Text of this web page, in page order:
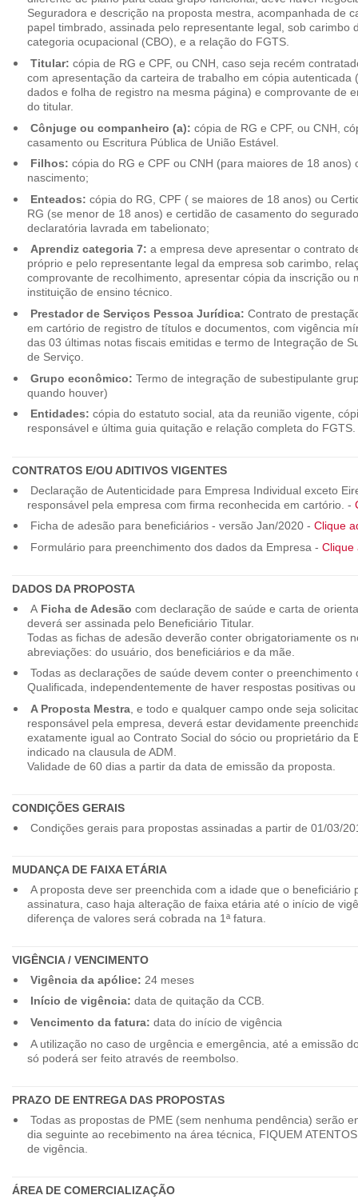
Seguradora e descrição na proposta mestra, acompanhada de
papel timbrado, assinada pelo representante legal, sob carimbo
categoria ocupacional (CBO), e a relação do FGTS.
Titular: cópia de RG e CPF, ou CNH, caso seja recém
com apresentação da carteira de trabalho em cópia autenticada
dados e folha de registro na mesma página) e comprovante de
do titular.
Cônjuge ou companheiro (a): cópia de RG e CPF, ou CNH,
casamento ou Escritura Pública de União Estável.
Filhos: cópia do RG e CPF ou CNH (para maiores de 18 anos)
nascimento;
Enteados: cópia do RG, CPF ( se maiores de 18 anos) ou
RG (se menor de 18 anos) e certidão de casamento do
declaratória lavrada em tabelionato;
Aprendiz categoria 7: a empresa deve apresentar o contrato
próprio e pelo representante legal da empresa sob carimbo,
comprovante de recolhimento, apresentar cópia da inscrição ou
instituição de ensino técnico.
Prestador de Serviços Pessoa Jurídica: Contrato de
em cartório de registro de títulos e documentos, com vigência
das 03 últimas notas fiscais emitidas e termo de Integração de
de Serviço.
Grupo econômico: Termo de integração de subestipulante
quando houver)
Entidades: cópia do estatuto social, ata da reunião vigente,
responsável e última guia quitação e relação completa do FGTS.
CONTRATOS E/OU ADITIVOS VIGENTES
Declaração de Autenticidade para Empresa Individual exceto
responsável pela empresa com firma reconhecida em cartório. -
Ficha de adesão para beneficiários - versão Jan/2020 - Clique
Formulário para preenchimento dos dados da Empresa - Clique
DADOS DA PROPOSTA
A Ficha de Adesão com declaração de saúde e carta de
deverá ser assinada pelo Beneficiário Titular.
Todas as fichas de adesão deverão conter obrigatoriamente os
abreviações: do usuário, dos beneficiários e da mãe.
Todas as declarações de saúde devem conter o preenchimento
Qualificada, independentemente de haver respostas positivas ou
A Proposta Mestra, e todo e qualquer campo onde seja
responsável pela empresa, deverá estar devidamente
exatamente igual ao Contrato Social do sócio ou proprietário da
indicado na clausula de ADM.
Validade de 60 dias a partir da data de emissão da proposta.
CONDIÇÕES GERAIS
Condições gerais para propostas assinadas a partir de 01/03/
MUDANÇA DE FAIXA ETÁRIA
A proposta deve ser preenchida com a idade que o beneficiário
assinatura, caso haja alteração de faixa etária até o início de
diferença de valores será cobrada na 1ª fatura.
VIGÊNCIA / VENCIMENTO
Vigência da apólice: 24 meses
Início de vigência: data de quitação da CCB.
Vencimento da fatura: data do início de vigência
A utilização no caso de urgência e emergência, até a emissão
só poderá ser feito através de reembolso.
PRAZO DE ENTREGA DAS PROPOSTAS
Todas as propostas de PME (sem nenhuma pendência) serão
dia seguinte ao recebimento na área técnica, FIQUEM
de vigência.
ÁREA DE COMERCIALIZAÇÃO